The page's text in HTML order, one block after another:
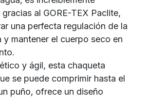
al GORE-TEX Paclite,
una perfecta regulación de la
y mantener el cuerpo seco en
y ágil, esta chaqueta
se puede comprimir hasta el
puño, ofrece un diseño